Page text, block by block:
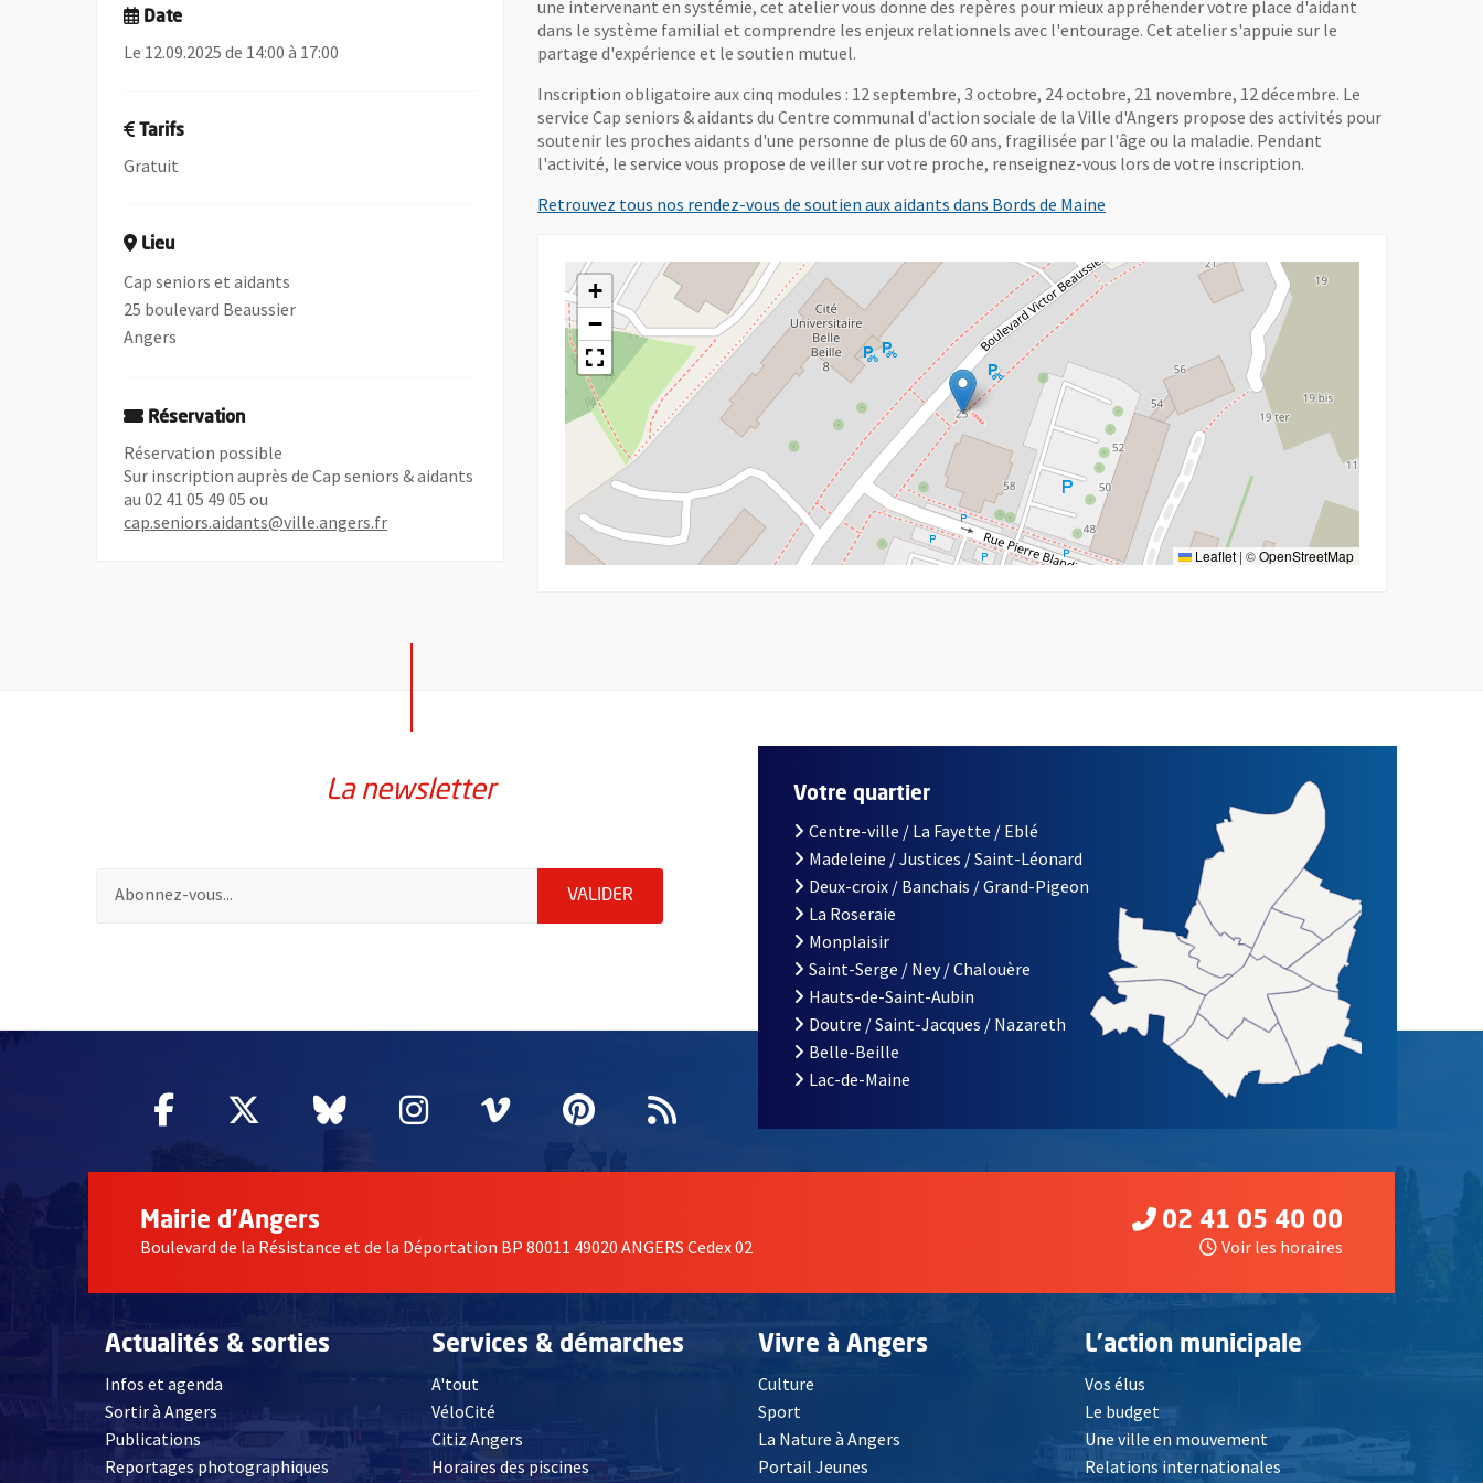
une intervenant en systémie, cet atelier vous donne des repères pour mieux appréhender votre place d'aidant
dans le système familial et comprendre les enjeux relationnels avec l'entourage. Cet atelier s'appuie sur le
partage d'expérience et le soutien mutuel.
Inscription obligatoire aux cinq modules : 12 septembre, 3 octobre, 24 octobre, 21 novembre, 12 décembre. Le
service Cap seniors & aidants du Centre communal d'action sociale de la Ville d'Angers propose des activités pour
soutenir les proches aidants d'une personne de plus de 60 ans, fragilisée par l'âge ou la maladie. Pendant
l'activité, le service vous propose de veiller sur votre proche, renseignez-vous lors de votre inscription.
Retrouvez tous nos rendez-vous de soutien aux aidants dans Bords de Maine
+
−
Leaflet | ©OpenStreetMap
Date
Le 12.09.2025 de 14:00 à 17:00
Tarifs
Gratuit
Lieu
Cap seniors et aidants
25 boulevard Beaussier
Angers
Réservation
Réservation possible
Sur inscription auprès de Cap seniors & aidants
au 02 41 05 49 05 ou
cap.seniors.aidants@ville.angers.fr
La newsletter
Pour vous inscrire à la lettre d'information de la ville d'Angers, indiquez votre email (champ obligatoire)
VALIDER ENVOYER MA DEMANDE D'INSCRIPTION À LA LETTRE D'INFORMATION DE LA VILLE D'ANGERS
Facebook
, Ouvre une nouvelle fenêtre
Twitter
, Ouvre une nouvelle fenêtre
Bluesky
, Ouvre une nouvelle fenêtre
Instagram
, Ouvre une nouvelle fenêtre
Vimeo
, Ouvre une nouvelle fenêtre
Pinterest
, Ouvre une nouvelle fenêtre
Flux RSS
Votre quartier
Centre-ville / La Fayette / Eblé
Madeleine / Justices / Saint-Léonard
Deux-croix / Banchais / Grand-Pigeon
La Roseraie
Monplaisir
Saint-Serge / Ney / Chalouère
Hauts-de-Saint-Aubin
Doutre / Saint-Jacques / Nazareth
Belle-Beille
Lac-de-Maine
Mairie d'Angers
Boulevard de la Résistance et de la Déportation BP 80011 49020 ANGERS Cedex 02
02 41 05 40 00
Voir les horaires
Actualités & sorties
Infos et agenda
Sortir à Angers
Publications
Reportages photographiques
Services & démarches
A'tout
VéloCité
Citiz Angers , Ouvre une nouvelle fenêtre
Horaires des piscines
Vivre à Angers
Culture
Sport
La Nature à Angers
Portail Jeunes
L'action municipale
Vos élus
Le budget
Une ville en mouvement
Relations internationales